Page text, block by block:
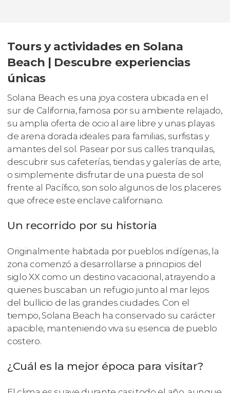
Tours y actividades en Solana
Beach | Descubre experiencias
únicas
Solana Beach es una joya costera ubicada en el
sur de California, famosa por su ambiente relajado,
su amplia oferta de ocio al aire libre y unas playas
de arena dorada ideales para familias, surfistas y
amantes del sol. Pasear por sus calles tranquilas,
descubrir sus cafeterías, tiendas y galerías de arte,
o simplemente disfrutar de una puesta de sol
frente al Pacífico, son solo algunos de los placeres
que ofrece este enclave californiano.
Un recorrido por su historia
Originalmente habitada por pueblos indígenas, la
zona comenzó a desarrollarse a principios del
siglo XX como un destino vacacional, atrayendo a
quienes buscaban un refugio junto al mar lejos
del bullicio de las grandes ciudades. Con el
tiempo, Solana Beach ha conservado su carácter
apacible, manteniendo viva su esencia de pueblo
costero.
¿Cuál es la mejor época para visitar?